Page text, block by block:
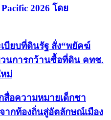
2026 โดย
บียบที่ดินรัฐ สั่ง“พยัคฆ์
นการกว้านซื้อที่ดิน คทช.
ม่
อความหมายเด็กชา
ากท้องถิ่นสู่อัตลักษณ์เมือง